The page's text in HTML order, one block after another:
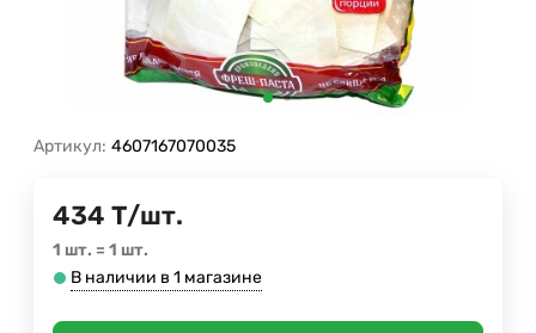
Артикул: 4607167070035
434 Т/шт.
1 шт. = 1 шт.
В наличии в 1 магазине